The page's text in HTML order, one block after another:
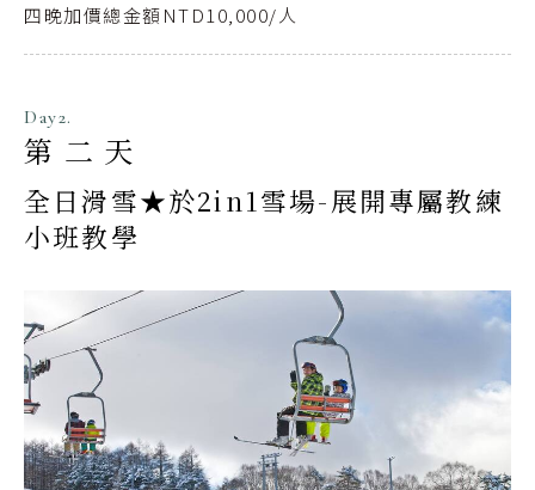
四晚加價總金額NTD10,000/人
Day2.
第二天
全日滑雪★於2in1雪場-展開專屬教練
小班教學